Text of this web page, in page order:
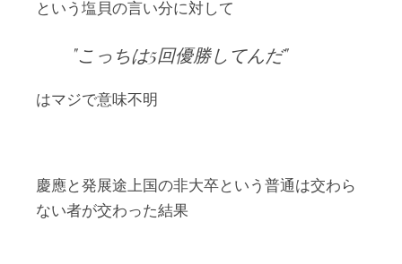
という塩貝の言い分に対して
こっちは5回優勝してんだ
はマジで意味不明
慶應と発展途上国の非大卒という普通は交わら
ない者が交わった結果